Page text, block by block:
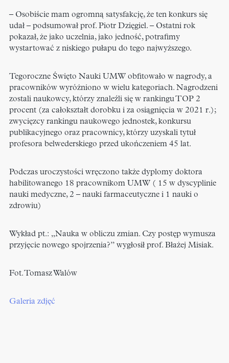
– Osobiście mam ogromną satysfakcję, że ten konkurs się
udał – podsumował prof. Piotr Dzięgiel. – Ostatni rok
pokazał, że jako uczelnia, jako jedność, potrafimy
wystartować z niskiego pułapu do tego najwyższego.
Tegoroczne Święto Nauki UMW obfitowało w nagrody, a
pracowników wyróżniono w wielu kategoriach. Nagrodzeni
zostali naukowcy, którzy znaleźli się w rankingu TOP 2
procent (za całokształt dorobku i za osiągnięcia w 2021 r.);
zwycięzcy rankingu naukowego jednostek, konkursu
publikacyjnego oraz pracownicy, którzy uzyskali tytuł
profesora belwederskiego przed ukończeniem 45 lat.
Podczas uroczystości wręczono także dyplomy doktora
habilitowanego 18 pracownikom UMW ( 15 w dyscyplinie
nauki medyczne, 2 – nauki farmaceutyczne i 1 nauki o
zdrowiu)
Wykład pt.: „Nauka w obliczu zmian. Czy postęp wymusza
przyjęcie nowego spojrzenia?” wygłosił prof. Błażej Misiak.
Fot. Tomasz Walów
Galeria zdjęć